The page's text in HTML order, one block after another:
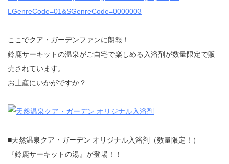
LGenreCode=01&SGenreCode=0000003
ここでクア・ガーデンファンに朗報！
鈴鹿サーキットの温泉がご自宅で楽しめる入浴剤が数量限定で販
売されています。
お土産にいかがですか？
■天然温泉クア・ガーデン オリジナル入浴剤（数量限定！）
『鈴鹿サーキットの湯』が登場！！